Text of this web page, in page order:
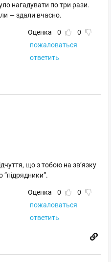
нагадувати по три рази.
— здали вчасно.
Оценка 0
0
пожаловаться
ответить
що з тобою на зв’язку
“підрядники”.
Оценка 0
0
пожаловаться
ответить